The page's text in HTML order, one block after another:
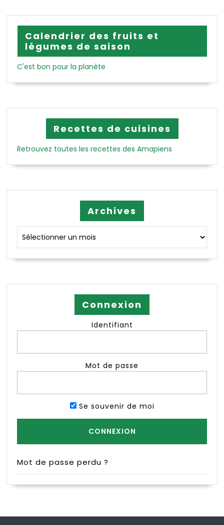
Calendrier des fruits et
légumes de saison
C'est bon pour la planète
Recettes de cuisines
Retrouvez toutes les recettes des Amapiens
Archives
Connexion
Identifiant
Mot de passe
Se souvenir de moi
Mot de passe perdu ?